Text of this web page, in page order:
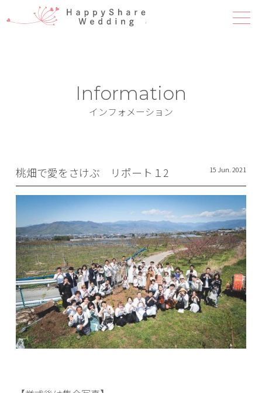
ハピシェア
Information
インフォメーション
15 Jun. 2021
桃畑で愛をさけぶ リポート１2